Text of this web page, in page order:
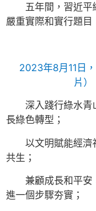
五年間，習近平
嚴重實際和實行題目
2023年8月11日
片
深入踐行綠水青
長綠色轉型；
以文明賦能經濟
共生；
兼顧成長和平安
進一個步驟夯實；